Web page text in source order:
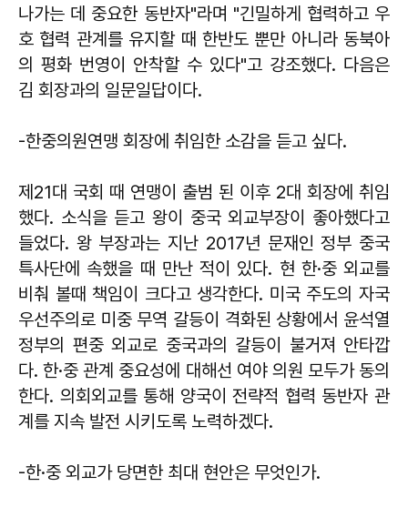
나가는 데 중요한 동반자"라며 "긴밀하게 협력하고 우
호 협력 관계를 유지할 때 한반도 뿐만 아니라 동북아
의 평화 번영이 안착할 수 있다"고 강조했다. 다음은
김 회장과의 일문일답이다.
-한중의원연맹 회장에 취임한 소감을 듣고 싶다.
제21대 국회 때 연맹이 출범 된 이후 2대 회장에 취임
했다. 소식을 듣고 왕이 중국 외교부장이 좋아했다고
들었다. 왕 부장과는 지난 2017년 문재인 정부 중국
특사단에 속했을 때 만난 적이 있다. 현 한·중 외교를
비춰 볼때 책임이 크다고 생각한다. 미국 주도의 자국
우선주의로 미중 무역 갈등이 격화된 상황에서 윤석열
정부의 편중 외교로 중국과의 갈등이 불거져 안타깝
다. 한·중 관계 중요성에 대해선 여야 의원 모두가 동의
한다. 의회외교를 통해 양국이 전략적 협력 동반자 관
계를 지속 발전 시키도록 노력하겠다.
-한·중 외교가 당면한 최대 현안은 무엇인가.